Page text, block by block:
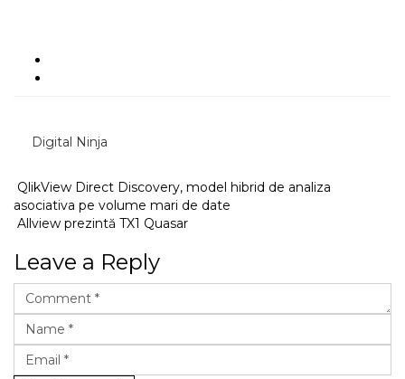
Digital Ninja
QlikView Direct Discovery, model hibrid de analiza
asociativa pe volume mari de date
Allview prezintă TX1 Quasar
Leave a Reply